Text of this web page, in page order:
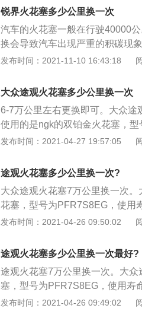
关，打开引擎盖，安装三件套；
障，整理工位。
动机。1.4升涡轮增压发动机代号
号为ea888dkv，高功率版2.0升
机匹配的都是7速双离合变速箱。
锐界火花塞多少公里换一次
汽车的火花塞一般在行驶40000
换会导致汽车出现严重的积碳现
要及时维修。锐界是福特汽车旗
供了基础。汽车采用霸道的前脸
感，上市就受到了汽车市场的高度
发布时间：2021-11-10 16:43:18
大众途观火花塞多少公里换一次
6-7万公里左右更换即可。大众
使用的是ngk的双铂金火花塞，
质越好所使用的时长就越长久，
查火花塞（检查接线柱是否损坏
等）； 2、选择合适工具，组装
布遮盖住气缸上火花塞孔，避免
塞，安装到位，使用工具旋入螺
塞； 4、检查新火花塞外观是否
套； 5、使用数字式扭力扳手拧
发布时间：2021-04-27 19:57:05
途观火花塞多少公里换一次?
大众途观火花塞7万公里换一次
花塞，型号为PFR7S8EG，使用
长就越长久，可以根据发动机选
线柱是否损坏，检查绝缘体是否
具，组装工具，拆卸火花塞，并
孔，避免物体进入缸体内部；3、
旋入螺栓；清洁量具，测量火花
是否存在问题，将火花塞装入专
发布时间：2021-04-26 09:50:02
途观火花塞多少公里换一次最好?
途观火花塞7万公里换一次。大
塞，型号为PFR7S8EG，使用寿
就越长久，可以根据发动机选择
发布时间：2021-04-26 09:49:02